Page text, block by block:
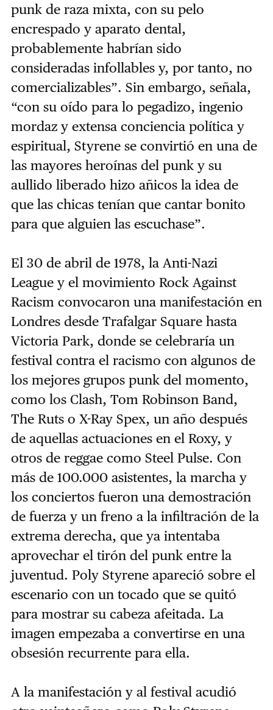
punk de raza mixta, con su pelo
encrespado y aparato dental,
probablemente habrían sido
consideradas infollables y, por tanto, no
comercializables”. Sin embargo, señala,
“con su oído para lo pegadizo, ingenio
mordaz y extensa conciencia política y
espiritual, Styrene se convirtió en una de
las mayores heroínas del punk y su
aullido liberado hizo añicos la idea de
que las chicas tenían que cantar bonito
para que alguien las escuchase”.
El 30 de abril de 1978, la Anti-Nazi
League y el movimiento Rock Against
Racism convocaron una manifestación en
Londres desde Trafalgar Square hasta
Victoria Park, donde se celebraría un
festival contra el racismo con algunos de
los mejores grupos punk del momento,
como los Clash, Tom Robinson Band,
The Ruts o X-Ray Spex, un año después
de aquellas actuaciones en el Roxy, y
otros de reggae como Steel Pulse. Con
más de 100.000 asistentes, la marcha y
los conciertos fueron una demostración
de fuerza y un freno a la infiltración de la
extrema derecha, que ya intentaba
aprovechar el tirón del punk entre la
juventud. Poly Styrene apareció sobre el
escenario con un tocado que se quitó
para mostrar su cabeza afeitada. La
imagen empezaba a convertirse en una
obsesión recurrente para ella.
A la manifestación y al festival acudió